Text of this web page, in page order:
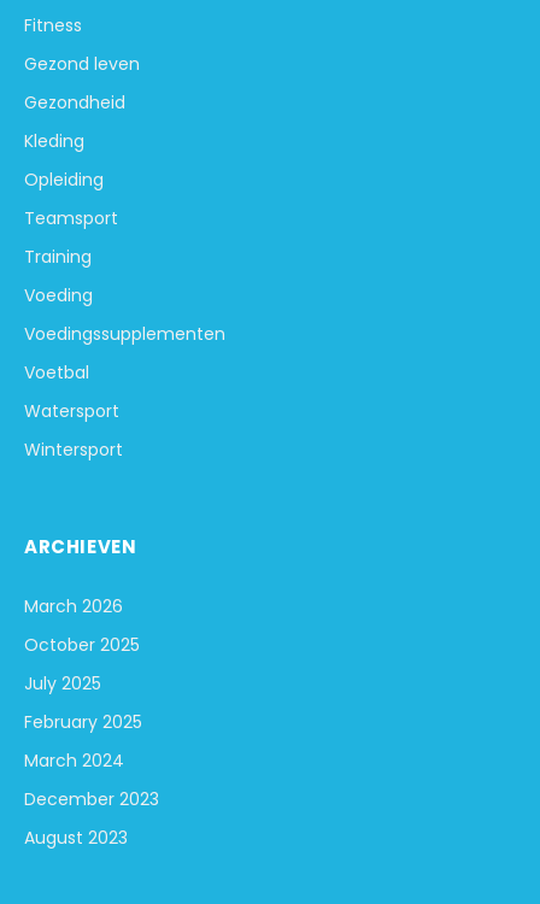
Fitness
Gezond leven
Gezondheid
Kleding
Opleiding
Teamsport
Training
Voeding
Voedingssupplementen
Voetbal
Watersport
Wintersport
ARCHIEVEN
March 2026
October 2025
July 2025
February 2025
March 2024
December 2023
August 2023